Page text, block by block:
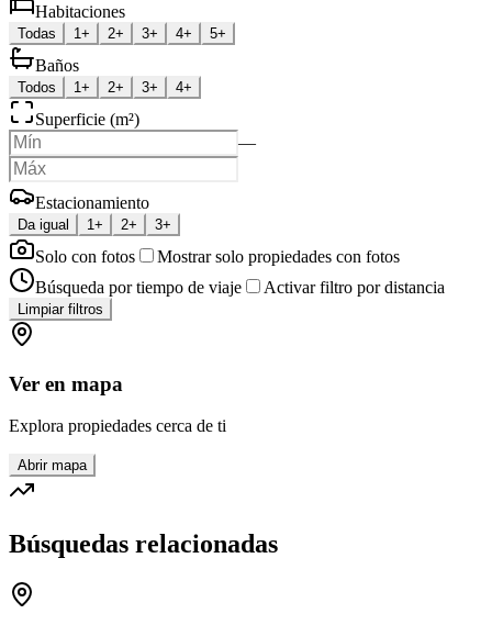
Habitaciones
Todas 1+ 2+ 3+ 4+ 5+
Baños
Todos 1+ 2+ 3+ 4+
Superficie (m²)
—
Estacionamiento
Da igual 1+ 2+ 3+
Solo con fotos
Mostrar solo propiedades con fotos
Búsqueda por tiempo de viaje
Activar filtro por distancia
Limpiar filtros
Ver en mapa
Explora propiedades cerca de ti
Abrir mapa
Búsquedas relacionadas